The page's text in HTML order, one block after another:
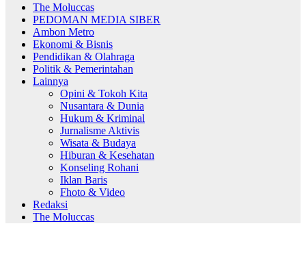
The Moluccas
PEDOMAN MEDIA SIBER
Ambon Metro
Ekonomi & Bisnis
Pendidikan & Olahraga
Politik & Pemerintahan
Lainnya
Opini & Tokoh Kita
Nusantara & Dunia
Hukum & Kriminal
Jurnalisme Aktivis
Wisata & Budaya
Hiburan & Kesehatan
Konseling Rohani
Iklan Baris
Fhoto & Video
Redaksi
The Moluccas